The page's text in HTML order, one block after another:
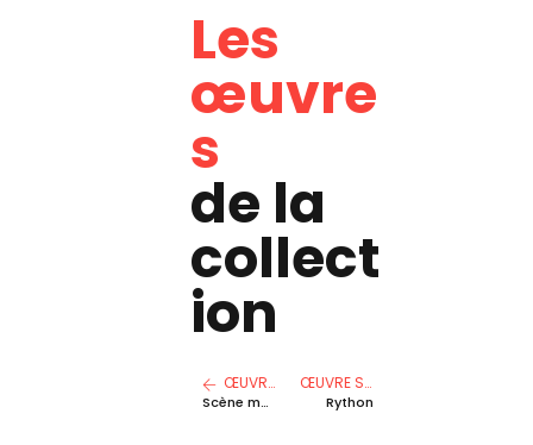
Les
œuvre
s
de la
collect
ion
ŒUVRE PRÉCÉDENTE
Scène mythologique
ŒUVRE SUIVANTE
Rython